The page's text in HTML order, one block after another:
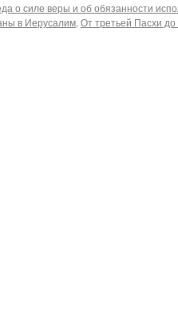
о силе веры и об обязанности
в Иерусалим, От третьей Пасхи